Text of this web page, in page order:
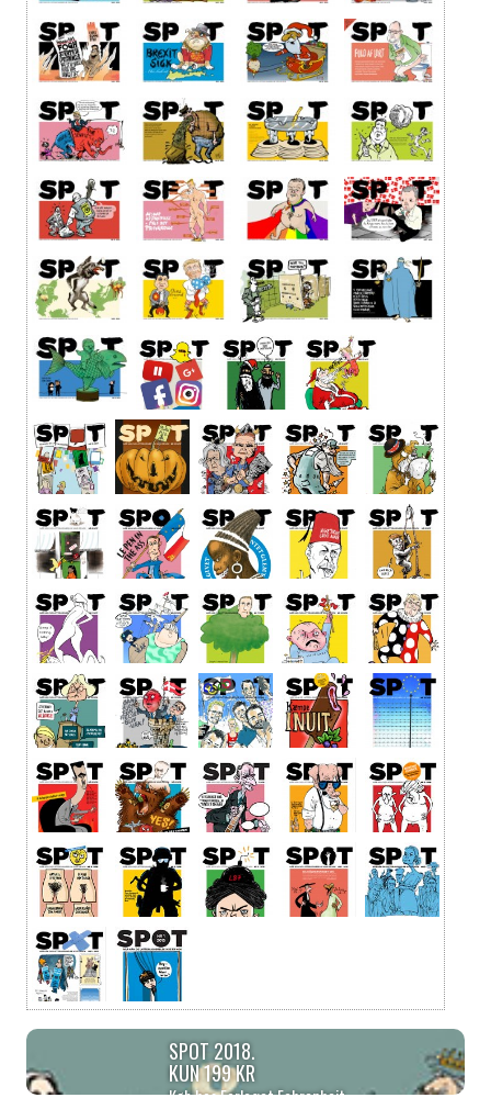
SPOT 2018.
KUN 199 KR
Køb hos Forlaget Fahrenheit